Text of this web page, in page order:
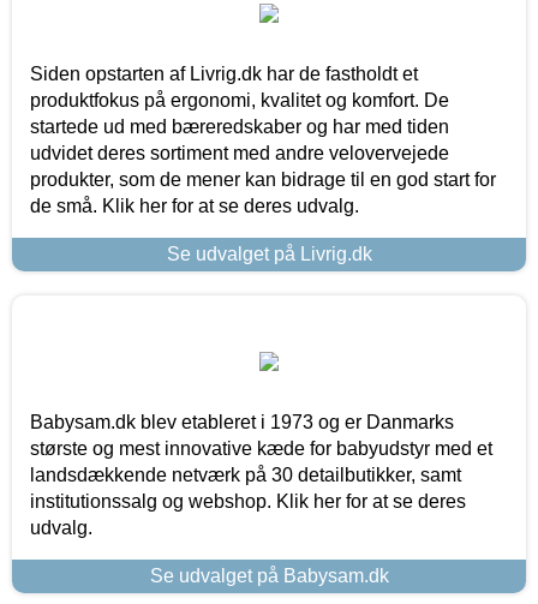
Siden opstarten af Livrig.dk har de fastholdt et
produktfokus på ergonomi, kvalitet og komfort. De
startede ud med bæreredskaber og har med tiden
udvidet deres sortiment med andre velovervejede
produkter, som de mener kan bidrage til en god start for
de små. Klik her for at se deres udvalg.
Se udvalget på Livrig.dk
Babysam.dk blev etableret i 1973 og er Danmarks
største og mest innovative kæde for babyudstyr med et
landsdækkende netværk på 30 detailbutikker, samt
institutionssalg og webshop. Klik her for at se deres
udvalg.
Se udvalget på Babysam.dk